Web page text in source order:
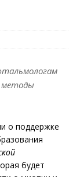
методы
о поддержке
будет